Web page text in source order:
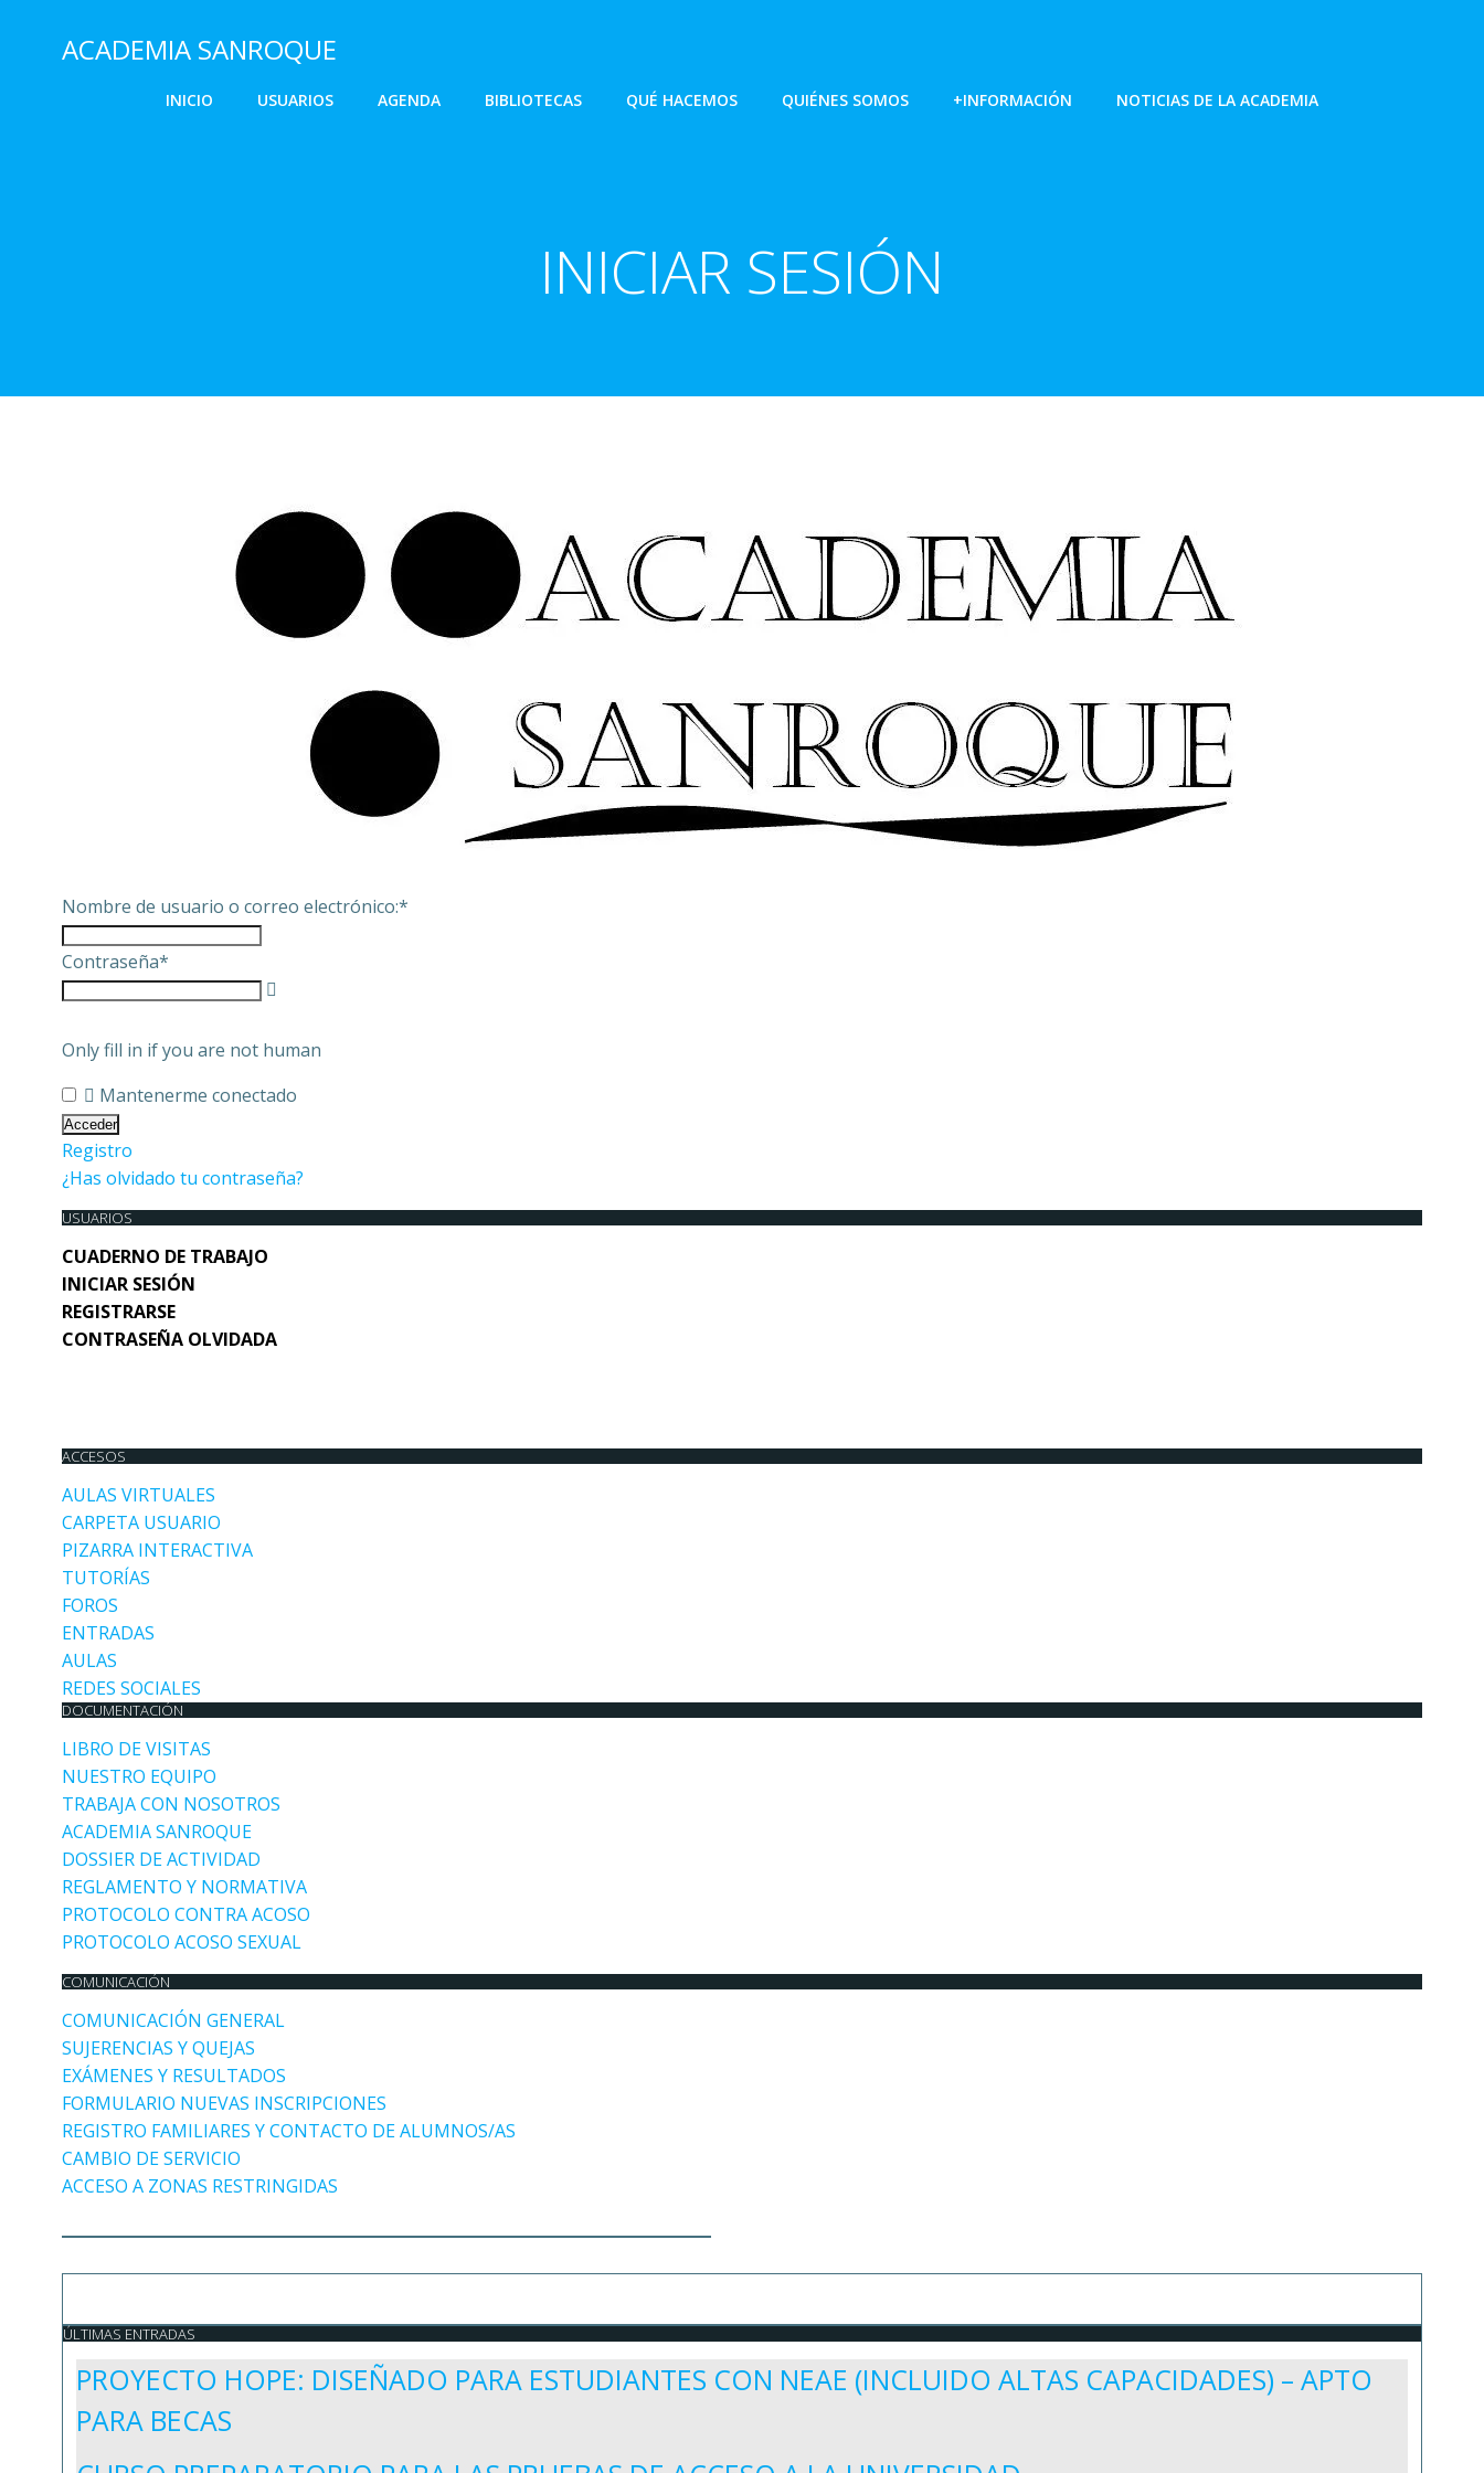
contenidoACADEMIA SANROQUE
INICIO USUARIOS AGENDA BIBLIOTECAS QUÉ HACEMOS QUIÉNES SOMOS +INFORMACIÓN NOTICIAS DE LA ACADEMIA
INICIAR SESIÓN
Nombre de usuario o correo electrónico:*
Contraseña*
Only fill in if you are not human
Mantenerme conectado
Registro
¿Has olvidado tu contraseña?
USUARIOS
CUADERNO DE TRABAJO
INICIAR SESIÓN
REGISTRARSE
CONTRASEÑA OLVIDADA
ACCESOS
AULAS VIRTUALES
CARPETA USUARIO
PIZARRA INTERACTIVA
TUTORÍAS
FOROS
ENTRADAS
AULAS
REDES SOCIALES
DOCUMENTACIÓN
LIBRO DE VISITAS
NUESTRO EQUIPO
TRABAJA CON NOSOTROS
ACADEMIA SANROQUE
DOSSIER DE ACTIVIDAD
REGLAMENTO Y NORMATIVA
PROTOCOLO CONTRA ACOSO
PROTOCOLO ACOSO SEXUAL
COMUNICACIÓN
COMUNICACIÓN GENERAL
SUJERENCIAS Y QUEJAS
EXÁMENES Y RESULTADOS
FORMULARIO NUEVAS INSCRIPCIONES
REGISTRO FAMILIARES Y CONTACTO DE ALUMNOS/AS
CAMBIO DE SERVICIO
ACCESO A ZONAS RESTRINGIDAS
ÚLTIMAS ENTRADAS
PROYECTO HOPE: DISEÑADO PARA ESTUDIANTES CON NEAE (INCLUIDO ALTAS CAPACIDADES) – APTO
PARA BECAS